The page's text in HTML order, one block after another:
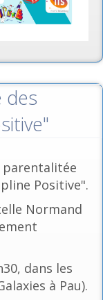
des
parentalitée
Positive".
Normand
dans les
à Pau).